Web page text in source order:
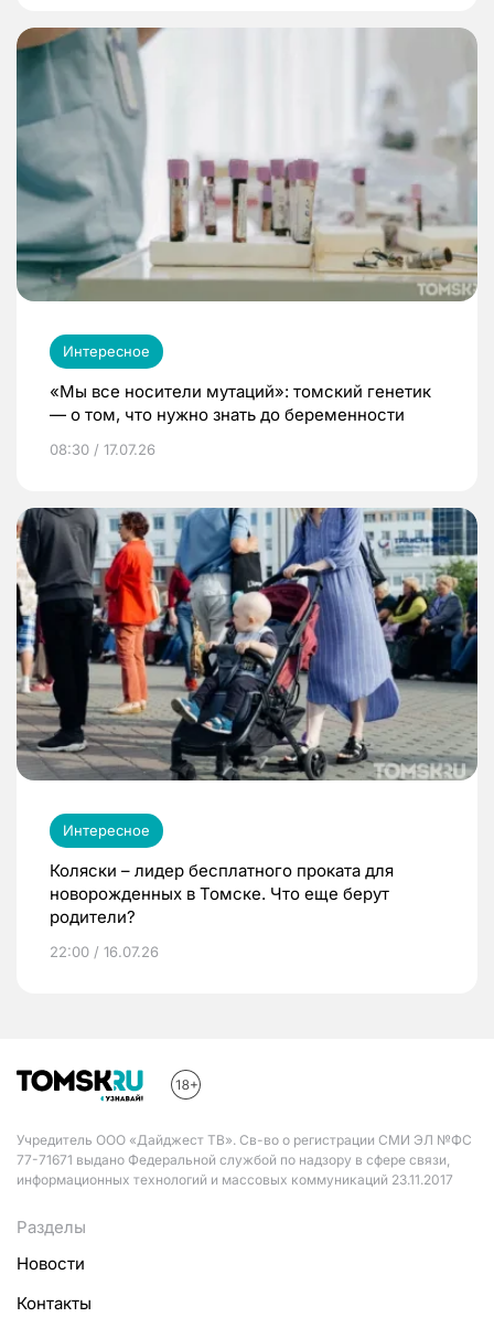
Интересное
«Мы все носители мутаций»: томский генетик
— о том, что нужно знать до беременности
08:30 / 17.07.26
Интересное
Коляски – лидер бесплатного проката для
новорожденных в Томске. Что еще берут
родители?
22:00 / 16.07.26
Учредитель ООО «Дайджест ТВ». Св-во о регистрации СМИ ЭЛ №ФС
77-71671 выдано Федеральной службой по надзору в сфере связи,
информационных технологий и массовых коммуникаций 23.11.2017
Разделы
Новости
Контакты